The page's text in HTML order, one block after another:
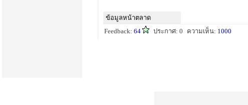
ข้อมูลหน้าตลาด
Feedback: 64 ประกาศ: 0 ความเห็น: 1000